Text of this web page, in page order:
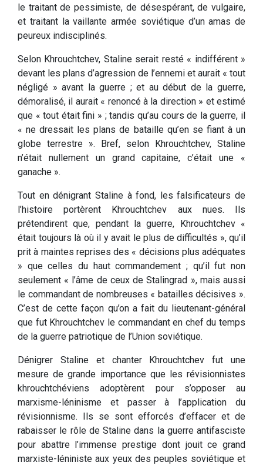
le traitant de pessimiste, de désespérant, de vulgaire,
et traitant la vaillante armée soviétique d’un amas de
peureux indisciplinés.
Selon Khrouchtchev, Staline serait resté « indifférent »
devant les plans d’agression de l’ennemi et aurait « tout
négligé » avant la guerre ; et au début de la guerre,
démoralisé, il aurait « renoncé à la direction » et estimé
que « tout était fini » ; tandis qu’au cours de la guerre, il
« ne dressait les plans de bataille qu’en se fiant à un
globe terrestre ». Bref, selon Khrouchtchev, Staline
n’était nullement un grand capitaine, c’était une «
ganache ».
Tout en dénigrant Staline à fond, les falsificateurs de
l’histoire portèrent Khrouchtchev aux nues. Ils
prétendirent que, pendant la guerre, Khrouchtchev «
était toujours là où il y avait le plus de difficultés », qu’il
prit à maintes reprises des « décisions plus adéquates
» que celles du haut commandement ; qu’il fut non
seulement « l’âme de ceux de Stalingrad », mais aussi
le commandant de nombreuses « batailles décisives ».
C’est de cette façon qu’on a fait du lieutenant-général
que fut Khrouchtchev le commandant en chef du temps
de la guerre patriotique de l’Union soviétique.
Dénigrer Staline et chanter Khrouchtchev fut une
mesure de grande importance que les révisionnistes
khrouchtchéviens adoptèrent pour s’opposer au
marxisme-léninisme et passer à l’application du
révisionnisme. Ils se sont efforcés d’effacer et de
rabaisser le rôle de Staline dans la guerre antifasciste
pour abattre l’immense prestige dont jouit ce grand
marxiste-léniniste aux yeux des peuples soviétique et